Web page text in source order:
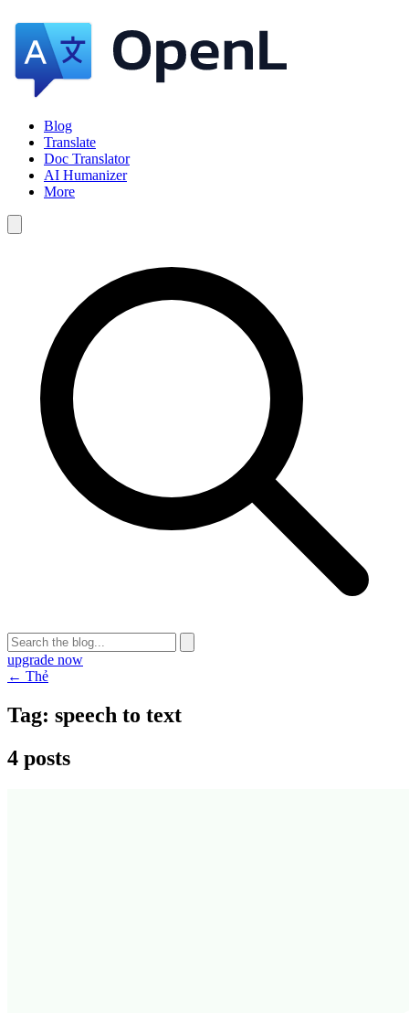
Blog
Translate
Doc Translator
AI Humanizer
More
upgrade now
← Thẻ
Tag: speech to text
4 posts